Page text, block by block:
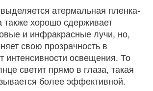
атермальная пленка-
хорошо сдерживает
и инфракрасные лучи, но,
свою прозрачность в
интенсивности освещения. То
светит прямо в глаза, такая
более эффективной.